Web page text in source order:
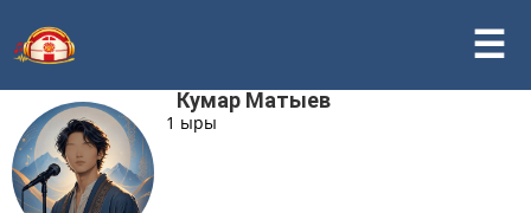
Кумар Матыев
1 ыры